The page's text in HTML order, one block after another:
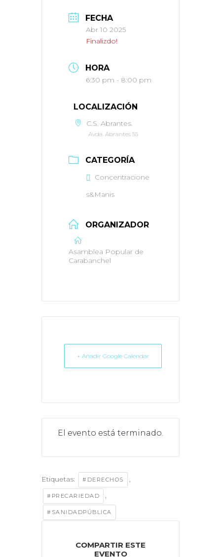
FECHA
Abr 10 2025
Finalizdo!
HORA
6:30 pm - 8:00 pm
LOCALIZACIÓN
C.S. Abrantes.
Avda. Abrantes 55
CATEGORÍA
Concentracione
s&Manis
ORGANIZADOR
Asamblea Popular de
Carabanchel
+ Añadir Google Calendar
El evento está terminado.
Etiquetas: #DERECHOS ,
#PRECARIEDAD ,
#SANIDADPÚBLICA
COMPARTIR ESTE
EVENTO